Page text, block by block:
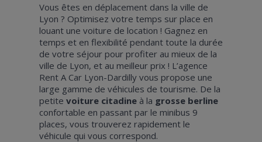
Vous êtes en déplacement dans la ville de
Lyon ? Optimisez votre temps sur place en
louant une voiture de location ! Gagnez en
temps et en flexibilité pendant toute la durée
de votre séjour pour profiter au mieux de la
ville de Lyon, et au meilleur prix ! L’agence
Rent A Car Lyon-Dardilly vous propose une
large gamme de véhicules de tourisme. De la
petite voiture citadineà la grosse berline
confortable en passant par le minibus 9
places, vous trouverez rapidement le
véhicule qui vous correspond.